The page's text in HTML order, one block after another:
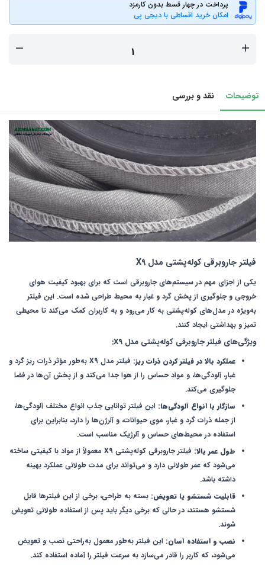
پرداخت در چهار قسط بدون کارمزد
امکان خرید اقساطی با دیجی پی
توضیحات نقد و بررسی
فیلتر جاروبرقی کوله‌پشتی مدل X9
یکی از اجزای مهم در سیستم‌های جاروبرقی است که برای بهبود کیفیت هوای
خروجی و جلوگیری از پخش گرد و غبار به محیط طراحی شده است. این فیلتر
به‌ویژه در مدل‌های کوله‌پشتی به کار می‌رود و به کاربران کمک می‌کند تا محیطی
تمیز و بهداشتی ایجاد کنند.
ویژگی‌های فیلتر جاروبرقی کوله‌پشتی مدل X9:
عملکرد بالا در فیلتر کردن ذرات ریز:
فیلتر مدل X9 به‌طور مؤثر ذرات ریز گرد و
غبار، آلودگی‌ها، و مواد حساس را از هوا جدا می‌کند و از پخش آن‌ها در فضا
جلوگیری می‌کند.
سازگار با انواع آلودگی‌ها: این فیلتر توانایی جذب انواع مختلف آلودگی‌ها،
از جمله ذرات گرد و غبار، موی حیوانات، و آلرژن‌ها را دارد، بنابراین برای
استفاده در محیط‌های حساس و آلرژیک مناسب است.
طول عمر بالا:
فیلتر جاروبرقی کوله‌پشتی X9 معمولاً از مواد با کیفیتی ساخته
می‌شود که عمر طولانی دارد و می‌تواند برای مدت طولانی عملکرد بهینه
داشته باشد.
قابلیت شستشو یا تعویض: بسته به طراحی، برخی از این فیلترها قابل
شستشو هستند، در حالی که برخی دیگر باید پس از استفاده طولانی تعویض
شوند.
نصب و استفاده آسان: این فیلتر به‌طور معمول به‌راحتی نصب و تعویض
می‌شود، که کاربر را قادر می‌سازد به سرعت فیلتر را آماده استفاده کند.